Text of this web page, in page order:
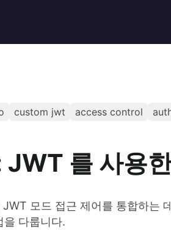
custom jwt access control
를 사용
모드 접근 제어를 통합하는
을 다룹니다.